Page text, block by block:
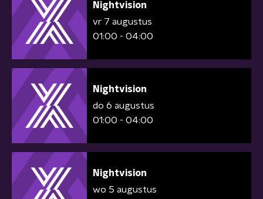
Nightvision
vr 7 augustus
01:00 - 04:00
Nightvision
do 6 augustus
01:00 - 04:00
Nightvision
wo 5 augustus